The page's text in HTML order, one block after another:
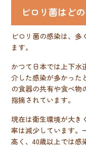
ピロリ菌はど
ピロリ菌の感染は、
ます。
かつて日本では上下水
介した感染が多かった
の食器の共有や食べ物
指摘されています。
現在は衛生環境が大き
率は減少しています。
高く、40歳以上では感